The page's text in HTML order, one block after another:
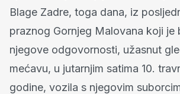
Blage Zadre, toga dana, iz
praznog Gornjeg Malovana koji je
njegove odgovornosti, užasnut
mećavu, u jutarnjim satima 10.
godine, vozila s njegovim